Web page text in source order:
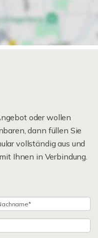
oder wollen
dann füllen Sie
vollständig aus und
Ihnen in Verbindung.